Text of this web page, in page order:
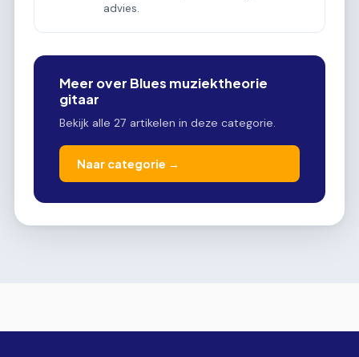
advies.
Meer over Blues muziektheorie
gitaar
Bekijk alle 27 artikelen in deze categorie.
Naar categorie →